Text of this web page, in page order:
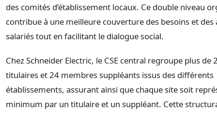
des comités d’établissement locaux. Ce double niveau
contribue à une meilleure couverture des besoins et des
salariés tout en facilitant le dialogue social.
Chez Schneider Electric, le CSE central regroupe plus de
titulaires et 24 membres suppléants issus des différents
établissements, assurant ainsi que chaque site soit
minimum par un titulaire et un suppléant. Cette